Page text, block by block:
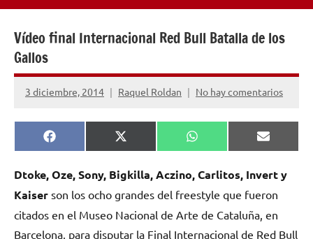
Vídeo final Internacional Red Bull Batalla de los
Gallos
3 diciembre, 2014 Raquel Roldan No hay comentarios
Compartir
en
Facebook
Compartir
en
X
(Twitter)
Compartir
en
WhatsApp
en
Email
Dtoke, Oze, Sony, Bigkilla, Aczino, Carlitos, Invert y
Kaiser son los ocho grandes del freestyle que fueron
citados en el Museo Nacional de Arte de Cataluña, en
Barcelona, para disputar la Final Internacional de Red Bull